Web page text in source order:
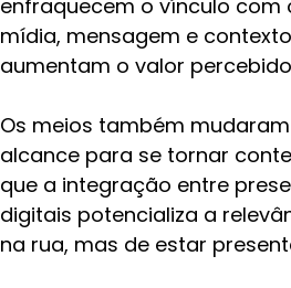
enfraquecem o vínculo com
mídia, mensagem e
aumentam o valor
Os meios também
alcance para se tornar
que a integração entre
digitais potencializa a
na rua, mas de estar